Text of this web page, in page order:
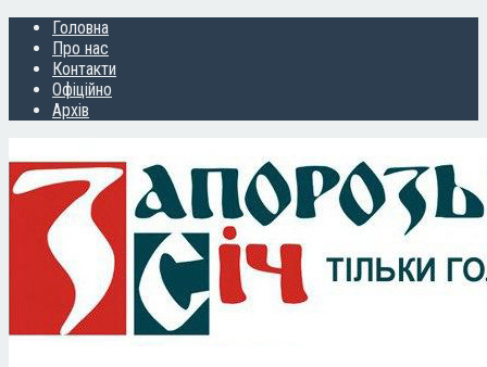
Головна
Про нас
Контакти
Офіційно
Архів